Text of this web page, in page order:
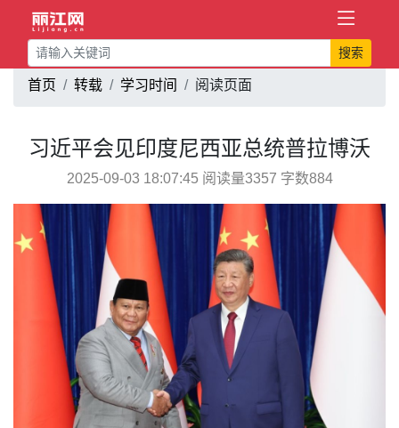
搜索
首页 转载 学习时间 阅读页面
习近平会见印度尼西亚总统普拉博沃
2025-09-03 18:07:45 阅读量3357 字数884